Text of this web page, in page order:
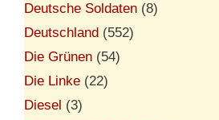
Deutsche Soldaten (8)
Deutschland (552)
Die Grünen (54)
Die Linke (22)
Diesel (3)